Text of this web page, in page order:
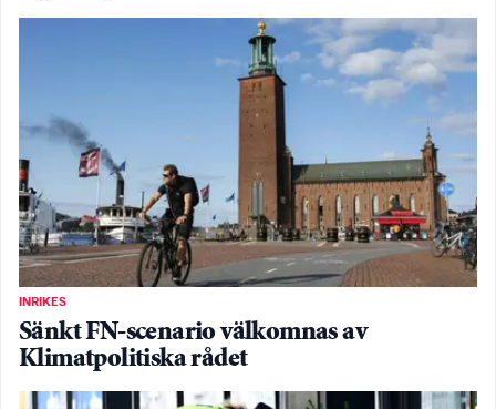
INRIKES
Sänkt FN-scenario välkomnas av
Klimatpolitiska rådet